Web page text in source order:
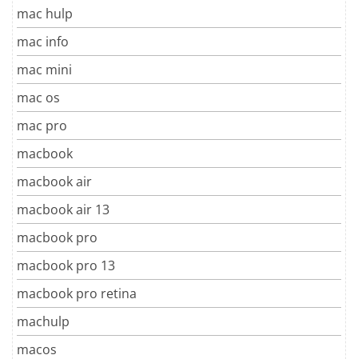
mac hulp
mac info
mac mini
mac os
mac pro
macbook
macbook air
macbook air 13
macbook pro
macbook pro 13
macbook pro retina
machulp
macos